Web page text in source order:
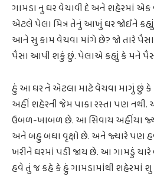
ગામડા નુ ઘર વેચાવી દે અને શહેરમાં એક
એટલે પેલા મિત્ર તેનું આખું ઘર જોઈને
આને સુ કામ વેચવા માંગે છે? જો તારે
પૈસા આપી શકું છું. પેલાએ કહ્યું કે મને
હું આ ઘર ને એટલા માટે વેચવા માગું છું
અહીં શહેરની જેમ પાકા રસ્તા પણ
ઉબળ-ખાબળ છે. આ સિવાય અહીંયા
અને બહુ બધા વૃક્ષો છે. અને જ્યારે પણ
ખરીને ઘરમાં પડી જાય છે. આ ગામડું
હવે તું જ કહે કે હું ગામડામાંથી શહેરમાં શુ